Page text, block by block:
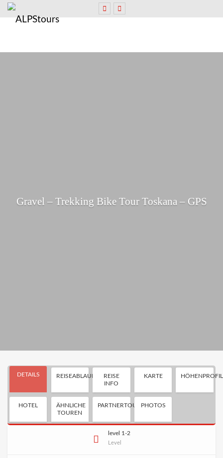
Gravel – Trekking Bike Tour Toskana – GPS
DETAILS REISEABLAUF
REISE
INFO
KARTE HÖHENPROFIL
HOTEL
ÄHNLICHE
TOUREN
PARTNERTOUR PHOTOS
level 1-2
Level